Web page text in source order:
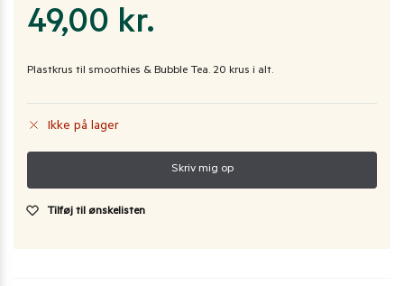
49,00 kr.
Plastkrus til smoothies & Bubble Tea. 20 krus i alt.
Ikke på lager
Tilføj til ønskelisten